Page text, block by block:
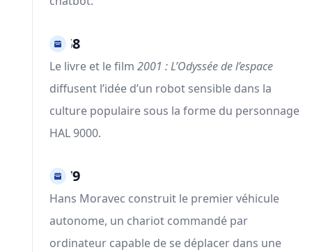
1968
Le livre et le film 2001 : L’Odyssée de l’espace
diffusent l’idée d’un robot sensible dans la
culture populaire sous la forme du personnage
HAL 9000.
1979
Hans Moravec construit le premier véhicule
autonome, un chariot commandé par
ordinateur capable de se déplacer dans une